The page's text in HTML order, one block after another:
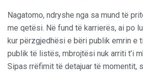
Nagatomo, ndryshe nga sa mund të
me qetësi. Në fund të karrierës, ai po
kur përzgjedhësi e bëri publik emrin e
publik të listës, mbrojtësi nuk arriti t’i
Sipas rrëfimit të detajuar të momentit,